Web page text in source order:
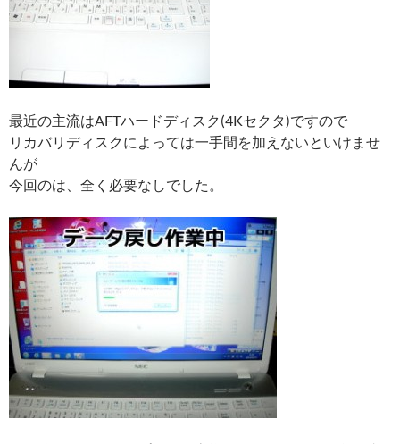
最近の主流はAFTハードディスク(4Kセクタ)ですので
リカバリディスクによっては一手間を加えないといけませ
んが
今回のは、全く必要なしでした。